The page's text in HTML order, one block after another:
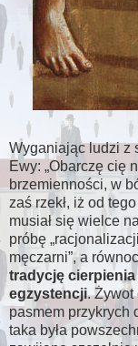
Wyganiając ludzi z
Ewy: Obarczę cię
brzemienności, w
zaś rzekł, iż od
musiał się wielce
próbę racjonalizacji
męczarni , a
tradycję cierpienia
egzystencji. Żywot
pasmem przykrych
taka była